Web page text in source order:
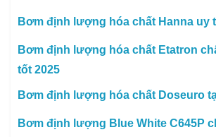
Bơm định lượng hóa chất Hanna uy
Bơm định lượng hóa chất Etatron
tốt 2025
Bơm định lượng hóa chất Doseuro
Bơm định lượng Blue White C645P